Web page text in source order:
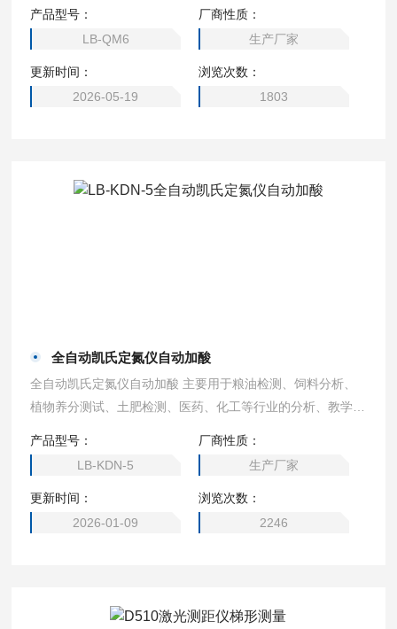
产品型号：
LB-QM6
厂商性质：
生产厂家
更新时间：
2026-05-19
浏览次数：
1803
全自动凯氏定氮仪自动加酸
全自动凯氏定氮仪自动加酸 主要用于粮油检测、饲料分析、
植物养分测试、土肥检测、医药、化工等行业的分析、教学及
产品型号：
LB-KDN-5
厂商性质：
生产厂家
更新时间：
2026-01-09
浏览次数：
2246